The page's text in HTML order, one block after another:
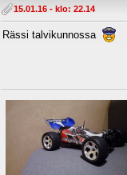
15.01.16 - klo: 22.14
Rässi talvikunnossa